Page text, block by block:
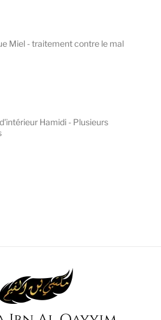
Miel - traitement contre le mal
Hamidi - Plusieurs